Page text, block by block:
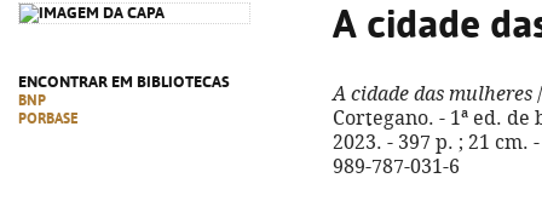
ENCONTRAR EM BIBLIOTECAS
BNP
PORBASE
A cidade
A cidade das mulheres
Cortegano. - 1ª ed. de
2023. - 397 p. ; 21 cm.
989-787-031-6